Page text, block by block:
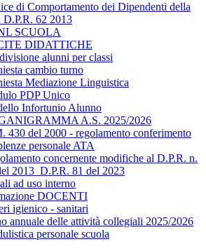
di Comportamento dei Dipendenti della
D.P.R. 62 2013
SCUOLA
DIDATTICHE
alunni per classi
cambio turno
Mediazione Linguistica
PDP Unico
Infortunio Alunno
A.S. 2025/2026
430 del 2000 - regolamento conferimento
personale ATA
concernente modifiche al D.P.R. n.
2013_D.P.R. 81 del 2023
ad uso interno
DOCENTI
igienico - sanitari
annuale delle attività collegiali 2025/2026
personale scuola